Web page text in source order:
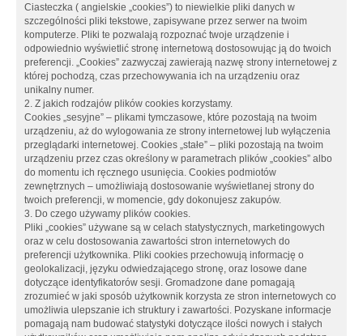
Ciasteczka ( angielskie „cookies”) to niewielkie pliki danych w
szczególności pliki tekstowe, zapisywane przez serwer na twoim
komputerze. Pliki te pozwalają rozpoznać twoje urządzenie i
odpowiednio wyświetlić stronę internetową dostosowując ją do twoich
preferencji. „Cookies” zazwyczaj zawierają nazwę strony internetowej z
której pochodzą, czas przechowywania ich na urządzeniu oraz
unikalny numer.
2. Z jakich rodzajów plików cookies korzystamy.
Cookies „sesyjne” – plikami tymczasowe, które pozostają na twoim
urządzeniu, aż do wylogowania ze strony internetowej lub wyłączenia
przeglądarki internetowej. Cookies „stałe” – pliki pozostają na twoim
urządzeniu przez czas określony w parametrach plików „cookies” albo
do momentu ich ręcznego usunięcia. Cookies podmiotów
zewnętrznych – umożliwiają dostosowanie wyświetlanej strony do
twoich preferencji, w momencie, gdy dokonujesz zakupów.
3. Do czego używamy plików cookies.
Pliki „cookies” używane są w celach statystycznych, marketingowych
oraz w celu dostosowania zawartości stron internetowych do
preferencji użytkownika. Pliki cookies przechowują informację o
geolokalizacji, języku odwiedzającego stronę, oraz losowe dane
dotyczące identyfikatorów sesji. Gromadzone dane pomagają
zrozumieć w jaki sposób użytkownik korzysta ze stron internetowych co
umożliwia ulepszanie ich struktury i zawartości. Pozyskane informacje
pomagają nam budować statystyki dotyczące ilości nowych i stałych